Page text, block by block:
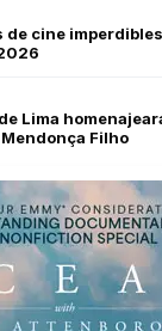
de cine
Lima
Filho